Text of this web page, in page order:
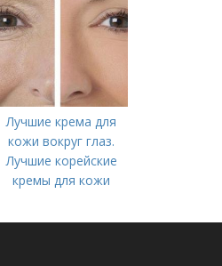
Лучшие крема для
кожи вокруг глаз.
Лучшие корейские
кремы для кожи
году